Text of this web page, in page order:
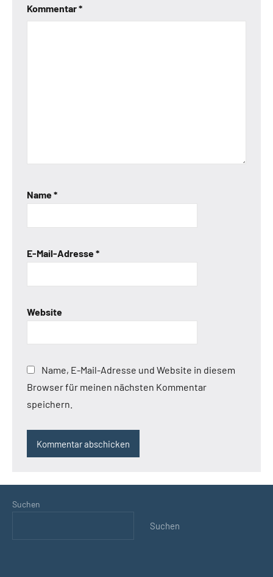
Kommentar*
Name*
E-Mail-Adresse*
Website
Name, E-Mail-Adresse und Website in diesem
Browser für meinen nächsten Kommentar
speichern.
Suchen
Suchen